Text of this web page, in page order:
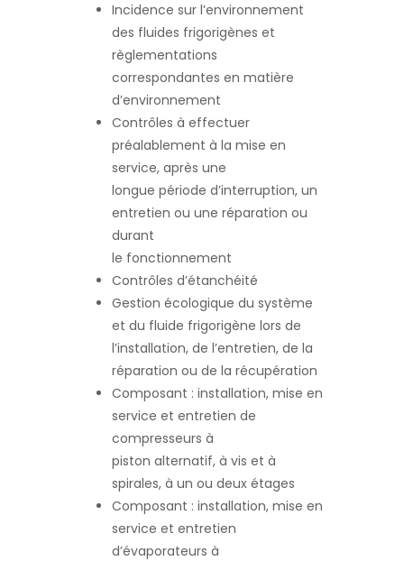
Incidence sur l’environnement
des fluides frigorigènes et
règlementations
correspondantes en matière
d’environnement
Contrôles à effectuer
préalablement à la mise en
service, après une
longue période d’interruption, un
entretien ou une réparation ou
durant
le fonctionnement
Contrôles d’étanchéité
Gestion écologique du système
et du fluide frigorigène lors de
l’installation, de l’entretien, de la
réparation ou de la récupération
Composant : installation, mise en
service et entretien de
compresseurs à
piston alternatif, à vis et à
spirales, à un ou deux étages
Composant : installation, mise en
service et entretien
d’évaporateurs à